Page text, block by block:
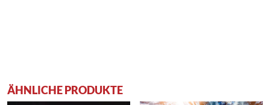
ÄHNLICHE PRODUKTE